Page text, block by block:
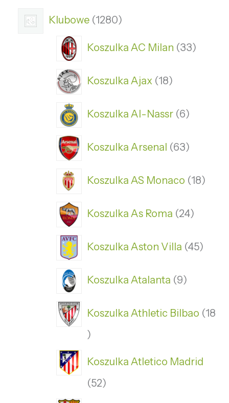
Klubowe 1280
Koszulka AC Milan 33
Koszulka Ajax 18
Koszulka Al-Nassr 6
Koszulka Arsenal 63
Koszulka AS Monaco 18
Koszulka As Roma 24
Koszulka Aston Villa 45
Koszulka Atalanta 9
Koszulka Athletic Bilbao 18
Koszulka Atletico Madrid
52